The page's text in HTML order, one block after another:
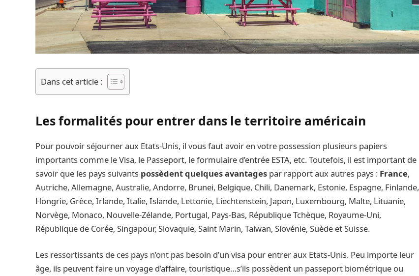
Dans cet article :
Les formalités pour entrer dans le territoire américain
Pour pouvoir séjourner aux Etats-Unis, il vous faut avoir en votre possession plusieurs papiers
importants comme le Visa, le Passeport, le formulaire d’entrée ESTA, etc. Toutefois, il est important de
savoir que les pays suivants possèdent quelques avantages par rapport aux autres pays : France,
Autriche, Allemagne, Australie, Andorre, Brunei, Belgique, Chili, Danemark, Estonie, Espagne, Finlande,
Hongrie, Grèce, Irlande, Italie, Islande, Lettonie, Liechtenstein, Japon, Luxembourg, Malte, Lituanie,
Norvège, Monaco, Nouvelle-Zélande, Portugal, Pays-Bas, République Tchèque, Royaume-Uni,
République de Corée, Singapour, Slovaquie, Saint Marin, Taiwan, Slovénie, Suède et Suisse.
Les ressortissants de ces pays n’ont pas besoin d’un visa pour entrer aux Etats-Unis. Peu importe leur
âge, ils peuvent faire un voyage d’affaire, touristique…s’ils possèdent un passeport biométrique ou